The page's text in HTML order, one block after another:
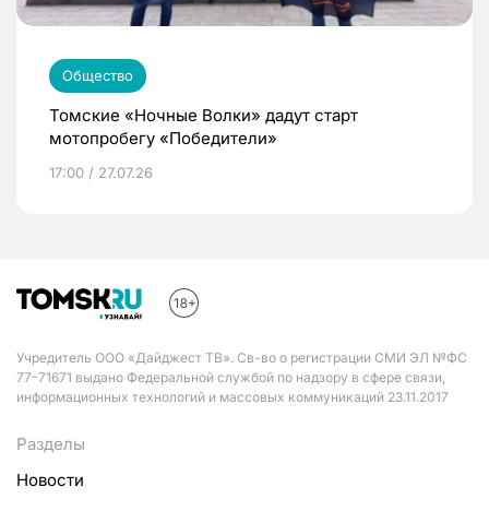
Общество
Томские «Ночные Волки» дадут старт
мотопробегу «Победители»
17:00 / 27.07.26
Учредитель ООО «Дайджест ТВ». Св-во о регистрации СМИ ЭЛ №ФС
77-71671 выдано Федеральной службой по надзору в сфере связи,
информационных технологий и массовых коммуникаций 23.11.2017
Разделы
Новости